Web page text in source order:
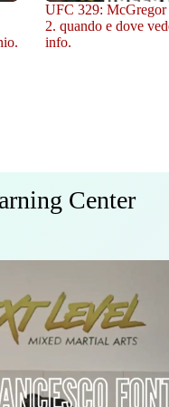
UFC 329:
2. quando e dove
info.
Center